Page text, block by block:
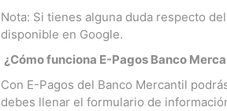
Nota: Si tienes alguna duda respecto
disponible en Google.
¿Cómo funciona E-Pagos Banco
Con E-Pagos del Banco Mercantil
debes llenar el formulario de